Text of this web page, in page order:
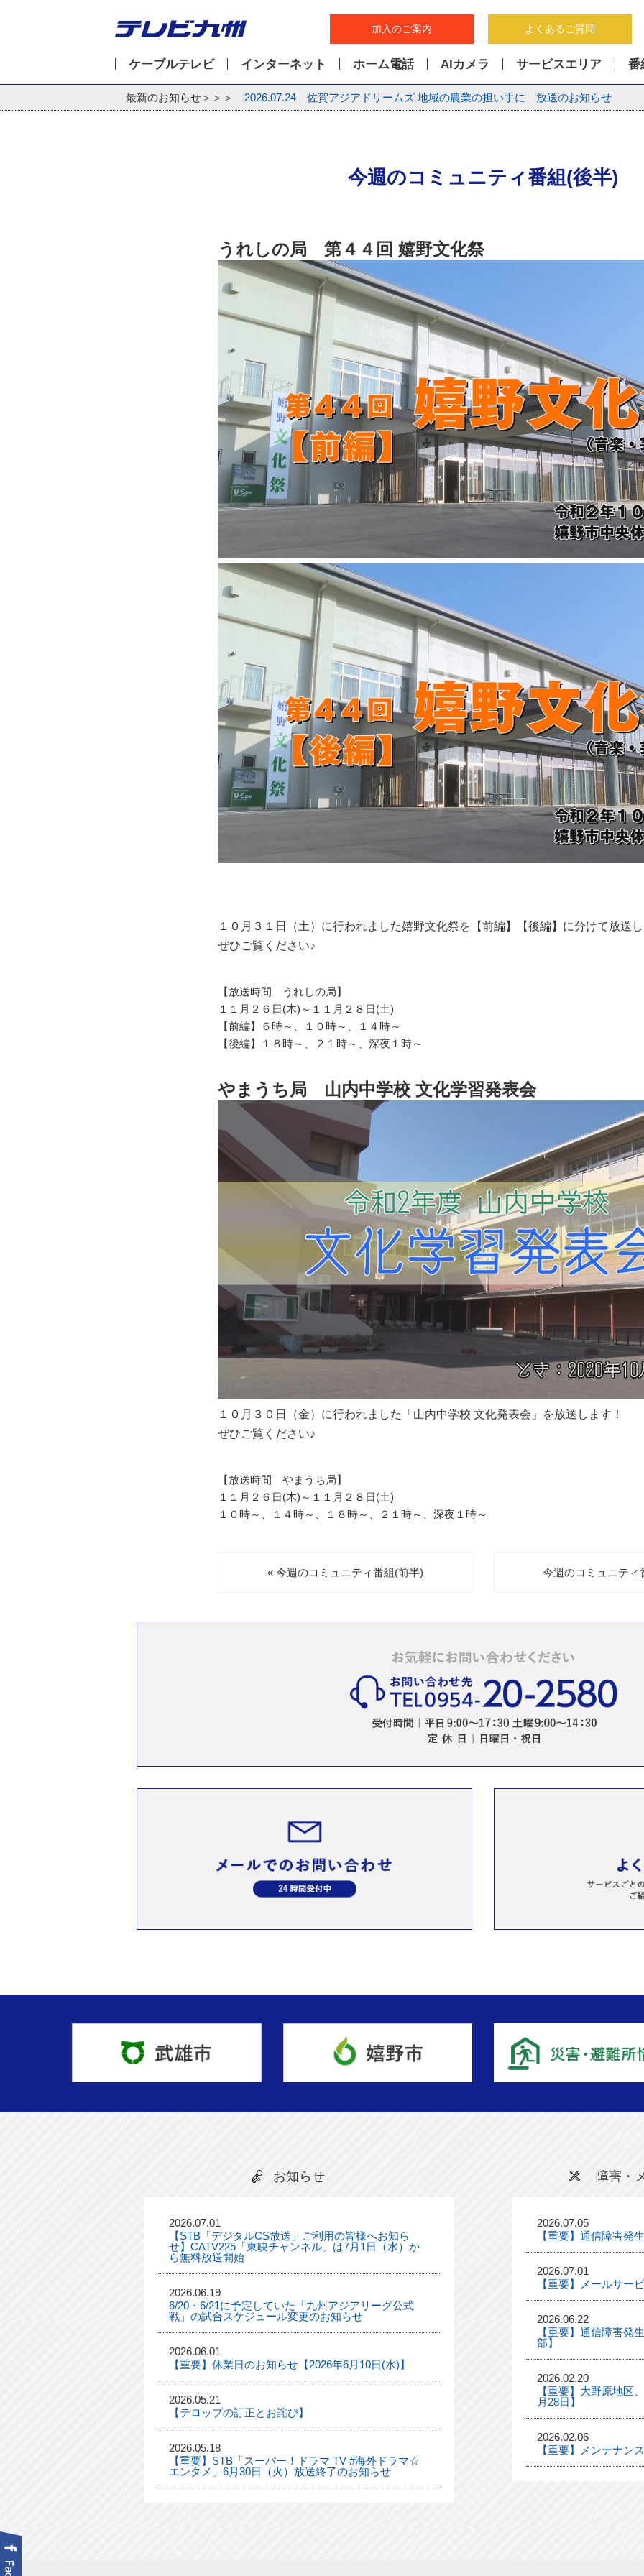
加入のご案内 よくあるご質問
ケーブルテレビ インターネット ホーム電話 AIカメラ サービスエリア 番
最新のお知らせ＞＞＞ 2026.07.24 佐賀アジアドリームズ 地域の農業の担い手に 放送のお知らせ
今週のコミュニティ番組(後半)
うれしの局 第４４回 嬉野文化祭
１０月３１日（土）に行われました嬉野文化祭を【前編】【後編】に分けて放送
ぜひご覧ください♪
【放送時間 うれしの局】
１１月２６日(木)～１１月２８日(土)
【前編】６時～、１０時～、１４時～
【後編】１８時～、２１時～、深夜１時～
やまうち局 山内中学校 文化学習発表会
１０月３０日（金）に行われました「山内中学校 文化発表会」を放送します！
ぜひご覧ください♪
【放送時間 やまうち局】
１１月２６日(木)～１１月２８日(土)
１０時～、１４時～、１８時～、２１時～、深夜１時～
« 今週のコミュニティ番組(前半) 今週のコミュニティ
お知らせ
2026.07.01
【STB「デジタルCS放送」ご利用の皆様へお知ら
せ】CATV225「東映チャンネル」は7月1日（水）か
ら無料放送開始
2026.06.19
6/20・6/21に予定していた「九州アジアリーグ公式
戦」の試合スケジュール変更のお知らせ
2026.06.01
【重要】休業日のお知らせ【2026年6月10日(水)】
2026.05.21
【テロップの訂正とお詫び】
2026.05.18
【重要】STB「スーパー！ドラマ TV #海外ドラマ☆
エンタメ」6月30日（火）放送終了のお知らせ
障害・
2026.07.05
【重要】通信障害発
2026.07.01
【重要】メールサー
2026.06.22
【重要】通信障害発
部】
2026.02.20
【重要】大野原地区
月28日】
2026.02.06
【重要】メンテナン